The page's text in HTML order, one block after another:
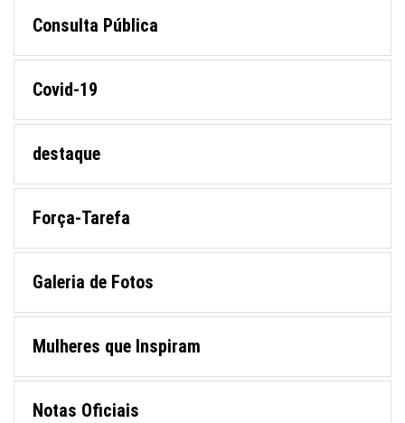
Consulta Pública
Covid-19
destaque
Força-Tarefa
Galeria de Fotos
Mulheres que Inspiram
Notas Oficiais